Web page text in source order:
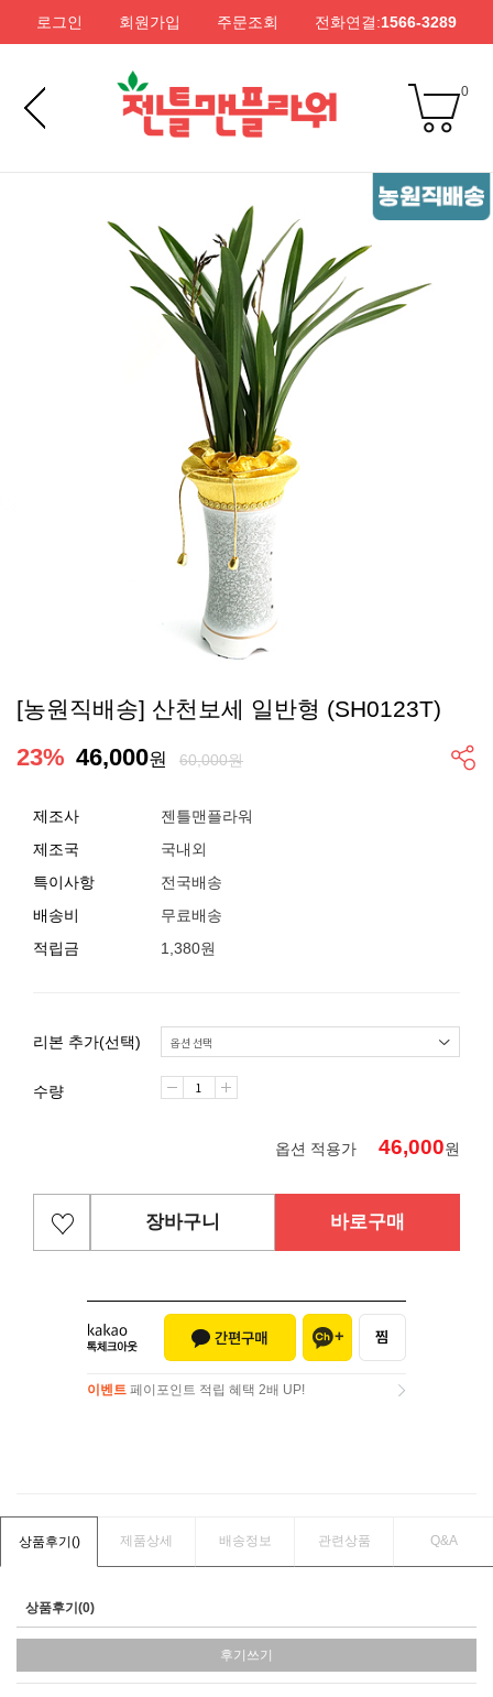
로그인 회원가입 주문조회 전화연결:1566-3289
0
[농원직배송] 산천보세 일반형 (SH0123T)
23% 46,000원 60,000원
제조사
젠틀맨플라워
제조국
국내외
특이사항
전국배송
배송비
무료배송
적립금
1,380원
리본 추가(선택)
수량
옵션 적용가 46,000원
장바구니 바로구매
이벤트 페이포인트 적립 혜택 2배 UP!
상품후기() 제품상세 배송정보 관련상품 Q&A
상품후기(0)
후기쓰기